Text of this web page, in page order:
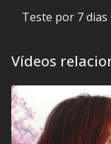
um dia, ela decide
ela use peruca loira
adormecido em
americano John,
sua vida irá virar de
Teste por 7
Vídeos